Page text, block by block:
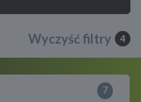
Wyczyść filtry 4
7